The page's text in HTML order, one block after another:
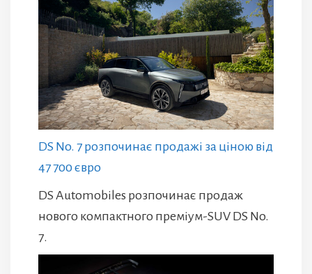
DS No. 7 розпочинає продажі за ціною від
47 700 євро
DS Automobiles розпочинає продаж
нового компактного преміум-SUV DS No.
7.